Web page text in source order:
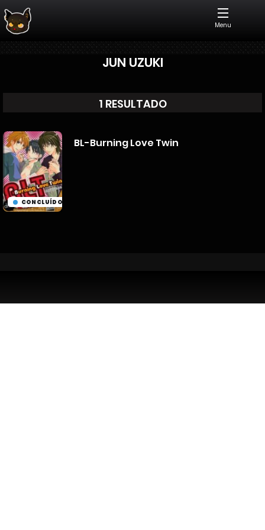
Menu
JUN UZUKI
1 RESULTADO
CONCLUÍDO
BL-Burning Love Twin